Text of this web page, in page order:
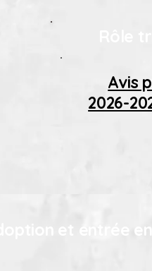
Avis
2026-
et entrée